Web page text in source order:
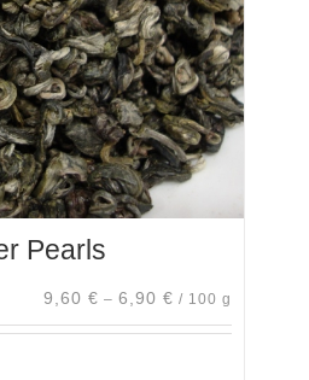
Pearls
9,60 € – 6,90 € / 100 g